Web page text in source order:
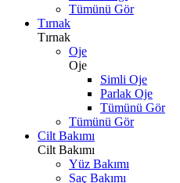
Tümünü Gör
Tırnak
Tırnak
Oje
Oje
Simli Oje
Parlak Oje
Tümünü Gör
Tümünü Gör
Cilt Bakımı
Cilt Bakımı
Yüz Bakımı
Saç Bakımı